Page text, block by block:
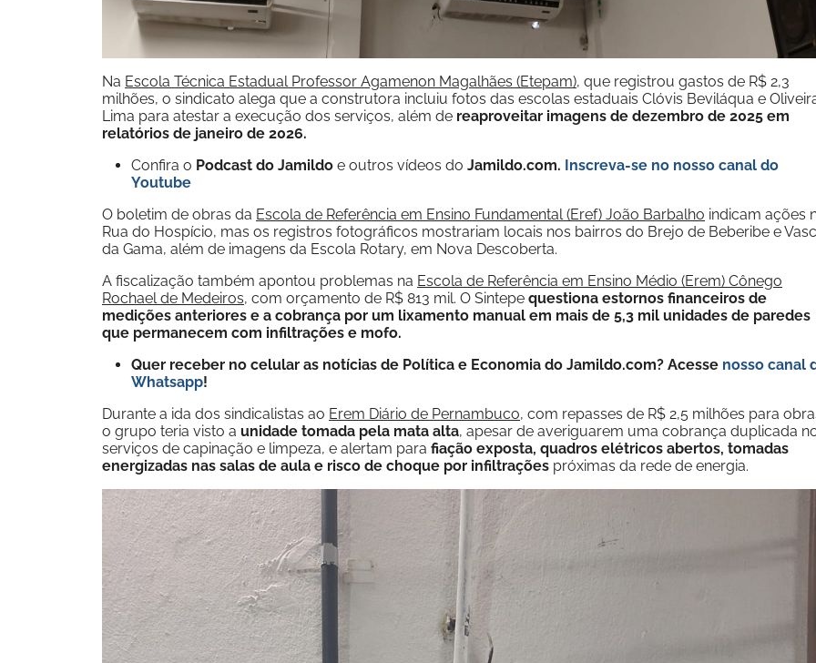
Na Escola Técnica Estadual Professor Agamenon Magalhães (Etepam), que registrou gastos de R$ 2,3
milhões, o sindicato alega que a construtora incluiu fotos das escolas estaduais Clóvis Beviláqua e
Lima para atestar a execução dos serviços, além de reaproveitar imagens de dezembro de 2025 em
relatórios de janeiro de 2026.
Confira o Podcast do Jamildo e outros vídeos do Jamildo.com. Inscreva-se no nosso canal do
Youtube
O boletim de obras da Escola de Referência em Ensino Fundamental (Eref) João Barbalho indicam ações
Rua do Hospício, mas os registros fotográficos mostrariam locais nos bairros do Brejo de Beberibe e
da Gama, além de imagens da Escola Rotary, em Nova Descoberta.
A fiscalização também apontou problemas na Escola de Referência em Ensino Médio (Erem) Cônego
Rochael de Medeiros, com orçamento de R$ 813 mil. O Sintepe questiona estornos financeiros de
medições anteriores e a cobrança por um lixamento manual em mais de 5,3 mil unidades de paredes
que permanecem com infiltrações e mofo.
Quer receber no celular as notícias de Política e Economia do Jamildo.com? Acesse nosso canal
Whatsapp!
Durante a ida dos sindicalistas ao Erem Diário de Pernambuco, com repasses de R$ 2,5 milhões para
o grupo teria visto a unidade tomada pela mata alta, apesar de averiguarem uma cobrança duplicada
serviços de capinação e limpeza, e alertam para fiação exposta, quadros elétricos abertos, tomadas
energizadas nas salas de aula e risco de choque por infiltrações próximas da rede de energia.